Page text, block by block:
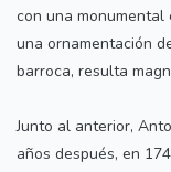
con una
una ornamentación
barroca, resulta
Junto al anterior,
años después, en